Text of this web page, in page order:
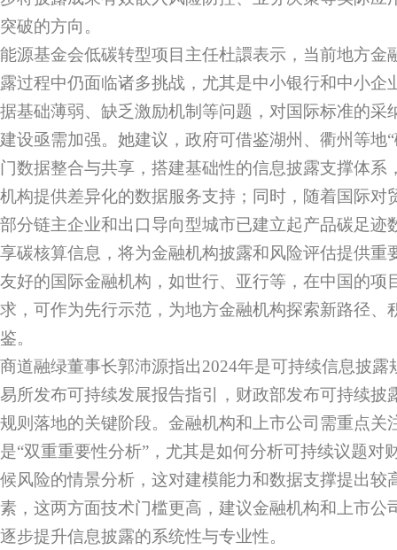
突破的方向。
能源基金会低碳转型项目主任杜譞表示，当前地方金
露过程中仍面临诸多挑战，尤其是中小银行和中小企
据基础薄弱、缺乏激励机制等问题，对国际标准的采
建设亟需加强。她建议，政府可借鉴湖州、衢州等地
门数据整合与共享，搭建基础性的信息披露支撑体系
机构提供差异化的数据服务支持；同时，随着国际对
部分链主企业和出口导向型城市已建立起产品碳足迹
享碳核算信息，将为金融机构披露和风险评估提供重
友好的国际金融机构，如世行、亚行等，在中国的项
求，可作为先行示范，为地方金融机构探索新路径、
鉴。
商道融绿董事长郭沛源指出2024年是可持续信息披
易所发布可持续发展报告指引，财政部发布可持续披
规则落地的关键阶段。金融机构和上市公司需重点关
是“双重重要性分析”，尤其是如何分析可持续议题对
候风险的情景分析，这对建模能力和数据支撑提出较
素，这两方面技术门槛更高，建议金融机构和上市公
逐步提升信息披露的系统性与专业性。